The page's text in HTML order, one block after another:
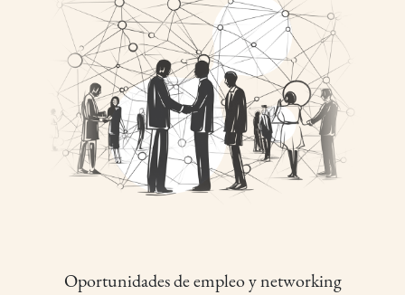
Oportunidades de empleo y networking